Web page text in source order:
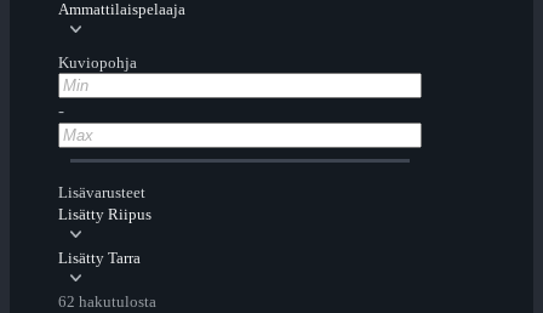
Ammattilaispelaaja
Kuviopohja
-
Lisävarusteet
Lisätty Riipus
Lisätty Tarra
62 hakutulosta